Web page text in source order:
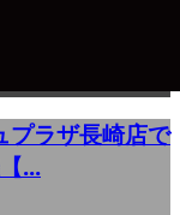
プラザ長崎店で
...